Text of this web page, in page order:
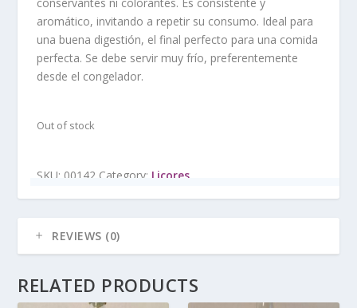
aromático, invitando a repetir su consumo. Ideal para
una buena digestión, el final perfecto para una comida
perfecta. Se debe servir muy frío, preferentemente
desde el congelador.
Out of stock
SKU: 00142 Category: Licores
REVIEWS (0)
RELATED PRODUCTS